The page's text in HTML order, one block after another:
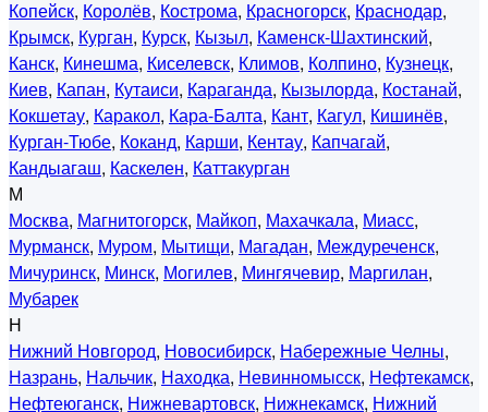
Копейск, Королёв, Кострома, Красногорск, Краснодар,
Крымск, Курган, Курск, Кызыл, Каменск-Шахтинский,
Канск, Кинешма, Киселевск, Климов, Колпино, Кузнецк,
Киев, Капан, Кутаиси, Караганда, Кызылорда, Костанай,
Кокшетау, Каракол, Кара-Балта, Кант, Кагул, Кишинёв,
Курган-Тюбе, Коканд, Карши, Кентау, Капчагай,
Кандыагаш, Каскелен, Каттакурган
М
Москва, Магнитогорск, Майкоп, Махачкала, Миасс,
Мурманск, Муром, Мытищи, Магадан, Междуреченск,
Мичуринск, Минск, Могилев, Мингячевир, Маргилан,
Мубарек
Н
Нижний Новгород, Новосибирск, Набережные Челны,
Назрань, Нальчик, Находка, Невинномысск, Нефтекамск,
Нефтеюганск, Нижневартовск, Нижнекамск, Нижний